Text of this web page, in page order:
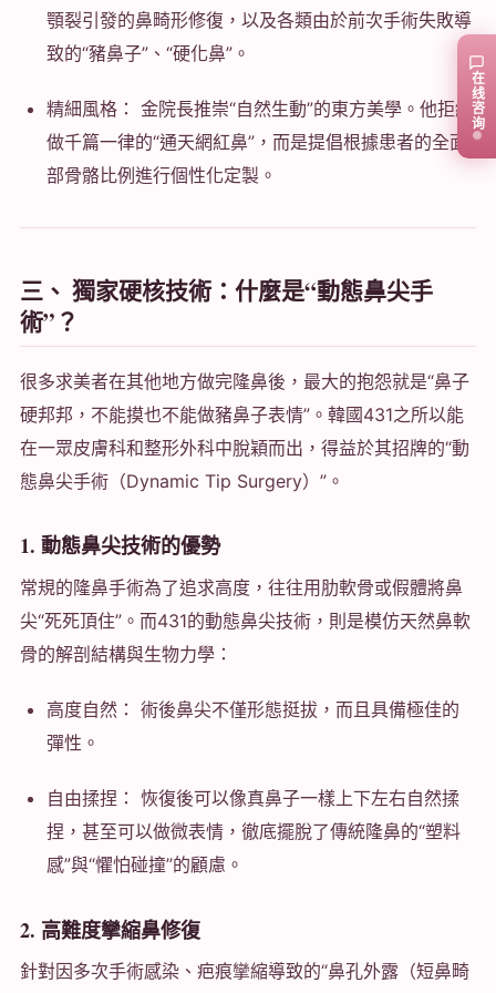
顎裂引發的鼻畸形修復，以及各類由於前次手術失敗導
致的“豬鼻子”、“硬化鼻”。
精細風格： 金院長推崇“自然生動”的東方美學。他拒絕
做千篇一律的“通天網紅鼻”，而是提倡根據患者的全面
部骨骼比例進行個性化定製。
三、 獨家硬核技術：什麼是“動態鼻尖手
術”？
很多求美者在其他地方做完隆鼻後，最大的抱怨就是“鼻子
硬邦邦，不能摸也不能做豬鼻子表情”。韓國431之所以能
在一眾皮膚科和整形外科中脫穎而出，得益於其招牌的“動
態鼻尖手術（Dynamic Tip Surgery）”。
1. 動態鼻尖技術的優勢
常規的隆鼻手術為了追求高度，往往用肋軟骨或假體將鼻
尖“死死頂住”。而431的動態鼻尖技術，則是模仿天然鼻軟
骨的解剖結構與生物力學：
高度自然： 術後鼻尖不僅形態挺拔，而且具備極佳的
彈性。
自由揉捏： 恢復後可以像真鼻子一樣上下左右自然揉
捏，甚至可以做微表情，徹底擺脫了傳統隆鼻的“塑料
感”與“懼怕碰撞”的顧慮。
2. 高難度攣縮鼻修復
針對因多次手術感染、疤痕攣縮導致的“鼻孔外露（短鼻畸
在线咨询